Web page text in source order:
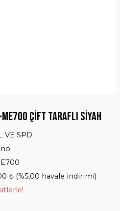
ME700 Çift Taraflı Siyah
VE SPD
₺ (%5,00 havale indirimi)